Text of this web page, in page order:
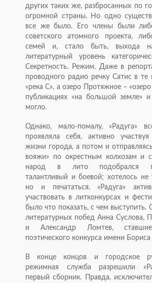
других таких же, разбросанных по
огромной страны. Но одно
все же было. Его члены были
советского атомного проекта,
семей и, стало быть, выхода
литературный уровень
Секретность. Режим. Даже в
проводного радио речку Сатис в те
«река С», а озеро Протяжное –
публикациях «на большой земле»
могло.
Однако, мало-помалу, «Радуга»
проявляла себя, активно
жизни города, а потом и
вояжи» по окрестным колхозам и
народ в лито подобрался
талантливый и боевой; хотелось не
но и печататься. «Радуга»
участвовать в литконкурсах и
было что показать, с чем
литературных побед Анна Суслова,
и Александр Ломтев, ставшие
поэтического конкурса имени
В конце концов и городское
режимная служба разрешили
первый сборник. Правда,